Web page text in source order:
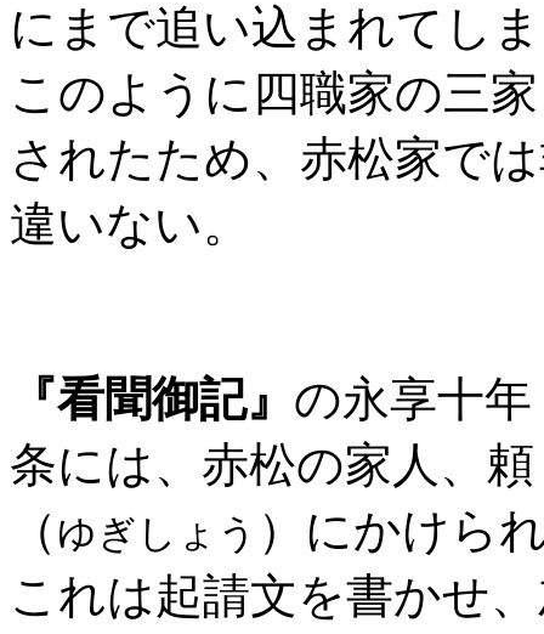
にまで追い込まれてし
このように四職家の三
されたため、赤松家で
違いない。
『看聞御記』 の永享十
条には、赤松の家人、
（ ゆぎしょう ）にかけら
これは起請文を書かせ